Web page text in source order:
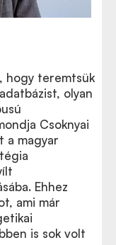
hogy teremtsük
olyan
Csoknyai
a magyar
Ehhez
ami már
is sok volt